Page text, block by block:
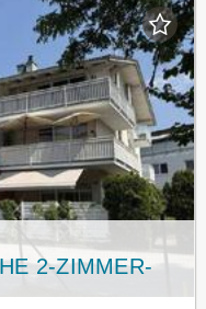
2-ZIMMER-